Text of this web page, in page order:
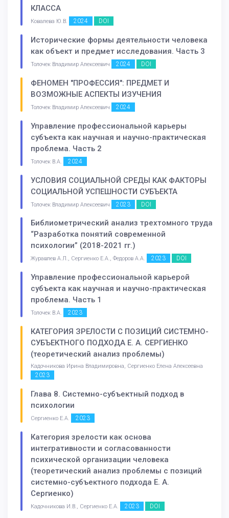
КЛАССА
Ковалева Ю.В. 2024 DOI
Исторические формы деятельности человека
как объект и предмет исследования. Часть 3
Толочек Владимир Алексеевич 2024 DOI
ФЕНОМЕН "ПРОФЕССИЯ": ПРЕДМЕТ И
ВОЗМОЖНЫЕ АСПЕКТЫ ИЗУЧЕНИЯ
Толочек Владимир Алексеевич 2024
Управление профессиональной карьеры
субъекта как научная и научно-практическая
проблема. Часть 2
Толочек В.А. 2024
УСЛОВИЯ СОЦИАЛЬНОЙ СРЕДЫ КАК ФАКТОРЫ
СОЦИАЛЬНОЙ УСПЕШНОСТИ СУБЪЕКТА
Толочек Владимир Алексеевич 2023 DOI
Библиометрический анализ трехтомного труда
“Разработка понятий современной
психологии” (2018-2021 гг.)
Журавлев А.Л., Сергиенко Е.А., Федоров А.А. 2023 DOI
Управление профессиональной карьерой
субъекта как научная и научно-практическая
проблема. Часть 1
Толочек В.А. 2023
КАТЕГОРИЯ ЗРЕЛОСТИ С ПОЗИЦИЙ СИСТЕМНО-
СУБЪЕКТНОГО ПОДХОДА Е. А. СЕРГИЕНКО
(теоретический анализ проблемы)
Кадочникова Ирина Владимировна, Сергиенко Елена Алексеевна
2023
Глава 8. Системно-субъектный подход в
психологии
Сергиенко Е.А. 2023
Категория зрелости как основа
интегративности и согласованности
психической организации человека
(теоретический анализ проблемы с позиций
системно-субъектного подхода Е. А.
Сергиенко)
Кадочникова И.В., Сергиенко Е.А. 2023 DOI